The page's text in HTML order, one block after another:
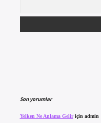
Son yorumlar
Yelken Ne Anlama Geliriçin admin